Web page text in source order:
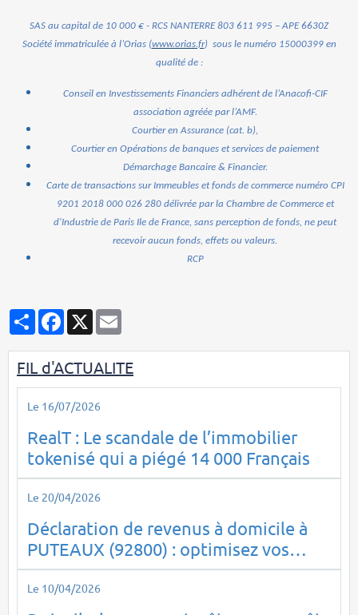
SAS au capital de 10 000 € - RCS NANTERRE 803 611 995 – APE 6630Z
Société immatriculée à l’Orias (www.orias.fr) sous le numéro 15000399 en
qualité de :
Conseil en Investissements Financiers adhérent de l’Anacofi-CIF
association agréée par l’AMF.
Courtier en Assurance (cat. b),
Courtier en Opérations de banques et services de paiement
Démarchage Bancaire & Financier.
Carte de transactions sur Immeubles et fonds de commerce numéro CPI
9201 2018 000 026 280 délivrée par la Chambre de Commerce et
d'Industrie de Paris Ile de France, sans perception de fonds, ne peut
recevoir aucun fonds, effets ou valeurs.
RCP
PartagerFacebook
X
FIL d'ACTUALITE
Le 16/07/2026
RealT : Le scandale de l’immobilier
tokenisé qui a piégé 14 000 Français
Le 20/04/2026
Déclaration de revenus à domicile à
PUTEAUX (92800) : optimisez vos
impôts en toute sérénité
Le 10/04/2026